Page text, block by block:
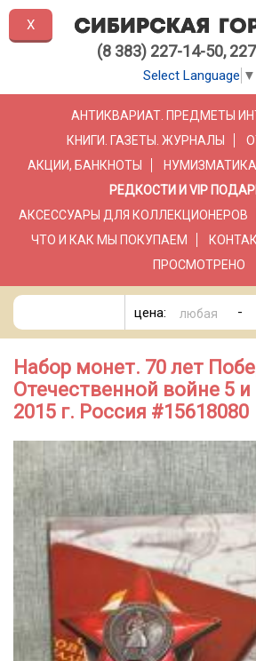
(8 383) 227-14-50,
Select Language ▼
АНТИКВАРИАТ. ПРЕДМЕТЫ
КНИГИ. ГАЗЕТЫ. ЖУРНАЛЫ
АКЦИИ, БАНКНОТЫ
НУМИЗМАТИКА
РЕДКОСТИ И VIP
АКСЕССУАРЫ ДЛЯ КОЛЛЕКЦИОНЕРОВ
ЧТО И КАК МЫ ПОКУПАЕМ
ПРОСМОТРЕНО
цена: -
Набор монет. 70 лет
Отечественной войне 5 и
2015 г. Россия #15618080
X